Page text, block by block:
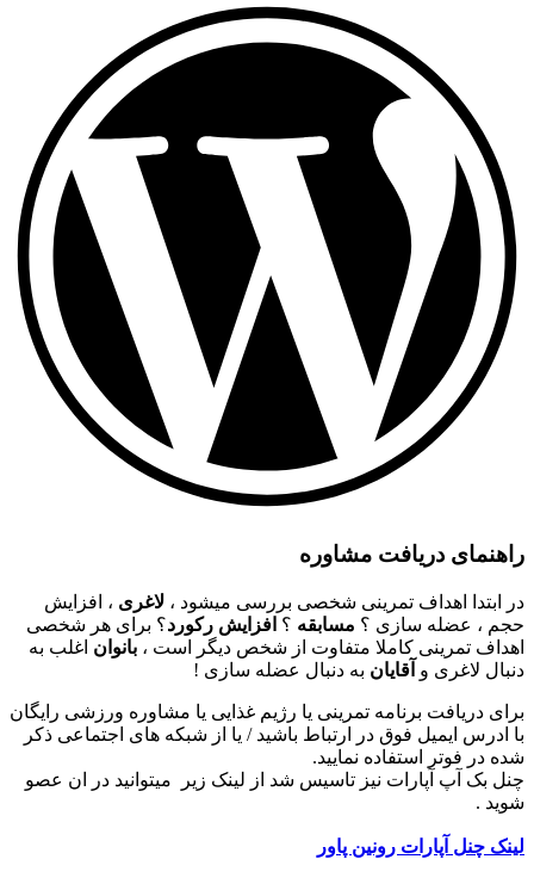
راهنمای دریافت مشاوره
در ابتدا اهداف تمرینی شخصی بررسی میشود ، لاغری ، افزایش
حجم ، عضله سازی ؟ مسابقه ؟ افزایش رکورد؟ برای هر شخصی
اهداف تمرینی کاملا متفاوت از شخص دیگر است ، بانوان اغلب به
دنبال لاغری و آقایان به دنبال عضله سازی !
برای دریافت برنامه تمرینی یا رژیم غذایی یا مشاوره ورزشی رایگان
با ادرس ایمیل فوق در ارتباط باشید / یا از شبکه های اجتماعی ذکر
شده در فوتر استفاده نمایید.
چنل بک آپ آپارات نیز تاسیس شد از لینک زیر میتوانید در ان عصو
شوید .
لینک چنل آپارات رونین پاور